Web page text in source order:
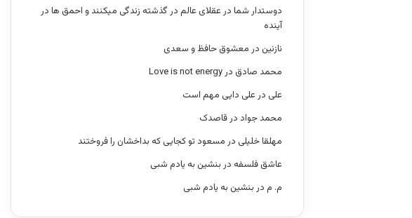
دوستدار شما در عقلای عالم در گذشته زندگی میکنند و احمق ها در
آینده
نازنین در معشوق حافظ و سعدی
محمد صادق درLove is not energy
علی در علی دایی مهم است
محمد جواد درقاصدک
مهلقا خلیلی در مسعود تو کجایی که بداخشان را فروختند
عاشق فلسفه در بنشین به یادم شبی
م. م در بنشین به یادم شبی